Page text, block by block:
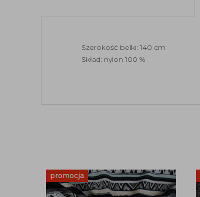
Szerokość belki: 140 cm
Skład: nylon 100 %
promocja